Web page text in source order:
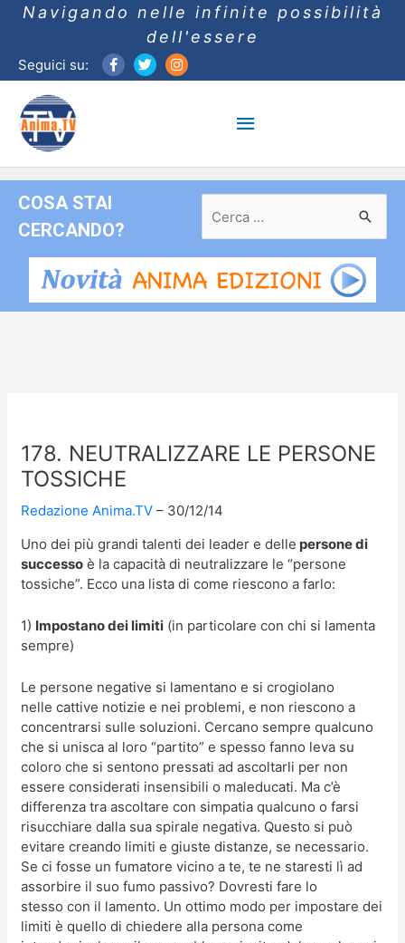
Navigando nelle infinite possibilità
dell'essere
Seguici su:
Menu
principale
COSA STAI
CERCANDO?
per:
178. NEUTRALIZZARE LE PERSONE
TOSSICHE
Redazione Anima.TV
30/12/14
Uno dei più grandi talenti dei leader e delle persone di
successo è la capacità di neutralizzare le “persone
tossiche”. Ecco una lista di come riescono a farlo:
1) Impostano dei limiti (in particolare con chi si lamenta
sempre)
Le persone negative si lamentano e si crogiolano
nelle cattive notizie e nei problemi, e non riescono a
concentrarsi sulle soluzioni. Cercano sempre qualcuno
che si unisca al loro “partito” e spesso fanno leva su
coloro che si sentono pressati ad ascoltarli per non
essere considerati insensibili o maleducati. Ma c’è
differenza tra ascoltare con simpatia qualcuno o farsi
risucchiare dalla sua spirale negativa. Questo si può
evitare creando limiti e giuste distanze, se necessario.
Se ci fosse un fumatore vicino a te, te ne staresti lì ad
assorbire il suo fumo passivo? Dovresti fare lo
stesso con il lamento. Un ottimo modo per impostare dei
limiti è quello di chiedere alla persona come